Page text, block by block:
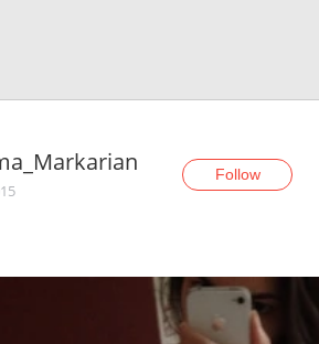
Follow